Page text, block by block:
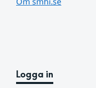
Logga in